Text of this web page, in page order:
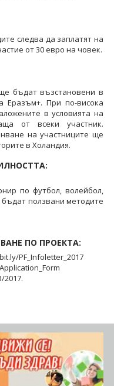
следва да заплатят на
от 30 евро на човек.
бъдат възстановени в
Еразъм+. При по-висока
в условията на
от всеки участник.
на участниците ще
в Холандия.
по футбол, волейбол,
ползвани методите
ПО ПРОЕКТА:
PF_Infoletter_2017
2017.